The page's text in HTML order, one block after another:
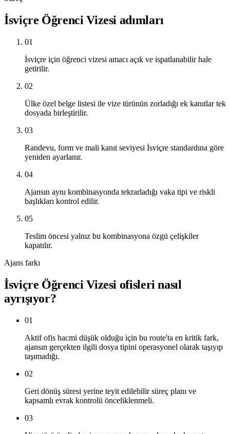
İsviçre Öğrenci Vizesi adımları
01
İsviçre için öğrenci vizesi amacı açık ve ispatlanabilir hale
getirilir.
02
Ülke özel belge listesi ile vize türünün zorladığı ek kanıtlar tek
dosyada birleştirilir.
03
Randevu, form ve mali kanıt seviyesi İsviçre standardına göre
yeniden ayarlanır.
04
Ajansın aynı kombinasyonda tekrarladığı vaka tipi ve riskli
başlıkları kontrol edilir.
05
Teslim öncesi yalnız bu kombinasyona özgü çelişkiler
kapatılır.
Ajans farkı
İsviçre Öğrenci Vizesi ofisleri nasıl
ayrışıyor?
01
Aktif ofis hacmi düşük olduğu için bu route'ta en kritik fark,
ajansın gerçekten ilgili dosya tipini operasyonel olarak taşıyıp
taşımadığı.
02
Geri dönüş süresi yerine teyit edilebilir süreç planı ve
kapsamlı evrak kontrolü önceliklenmeli.
03